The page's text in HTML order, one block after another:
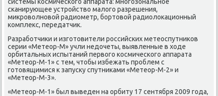
сканирующее устройство малого разрешения,
микроволновой радиометр, бортовой радиолокационный
комплекс, передатчик.
Разработчики и изготовители российских метеоспутников
серии «Метеор-М» учли недочеты, выявленные в ходе
орбитальных испытаний первого космического аппарата
«Метеор-М-1» с тем, чтобы избежать проблем с
готовящимися к запуску спутниками «Метеор-М-2» и
«Метеор-М-3».
«Метеор-М-1» был выведен на орбиту 17 сентября 2009 года,